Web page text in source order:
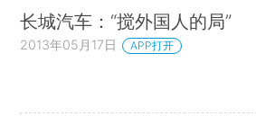
长城汽车：“搅外国人的局”
2013年05月17日 APP打开